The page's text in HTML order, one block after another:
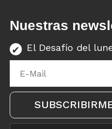
Nuestras
El Desafío del